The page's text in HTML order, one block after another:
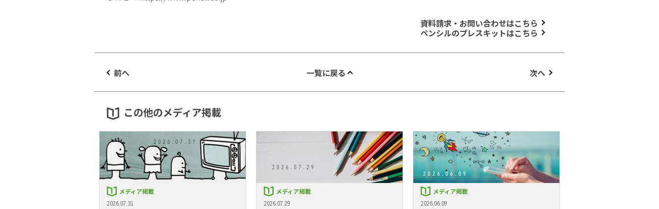
資料請求・お問い合わせはこちら
ペンシルのプレスキットはこちら
前へ 一覧に戻る 次へ
この他のメディア掲載
メディア掲載
2026.07.31
メディア掲載
2026.07.29
メディア掲載
2026.06.09